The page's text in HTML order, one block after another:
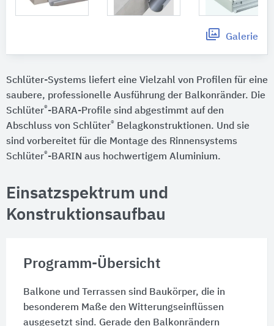
Galerie
Schlüter-Systems liefert eine Vielzahl von Profilen für eine
saubere, professionelle Ausführung der Balkonränder. Die
Schlüter®-BARA-Profile sind abgestimmt auf den
Abschluss von Schlüter® Belagkonstruktionen. Und sie
sind vorbereitet für die Montage des Rinnensystems
Schlüter®-BARIN aus hochwertigem Aluminium.
Einsatzspektrum und
Konstruktionsaufbau
Programm-Übersicht
Balkone und Terrassen sind Baukörper, die in
besonderem Maße den Witterungseinflüssen
ausgesetzt sind. Gerade den Balkonrändern